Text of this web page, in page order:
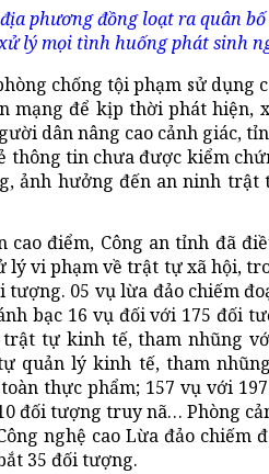
phương đồng loạt ra quân
lý mọi tình huống phát sinh
chống tội phạm sử dụng
mạng để kịp thời phát hiện,
dân nâng cao cảnh giác,
thông tin chưa được kiểm
ảnh hưởng đến an ninh
cao điểm, Công an tỉnh đã
vi phạm về trật tự xã hội,
tượng. 05 vụ lừa đảo chiếm
bạc 16 vụ đối với 175 đối
tự kinh tế, tham nhũng
quản lý kinh tế, tham
thực phẩm; 157 vụ với
đối tượng truy nã… Phòng
nghệ cao Lừa đảo chiếm
35 đối tượng.